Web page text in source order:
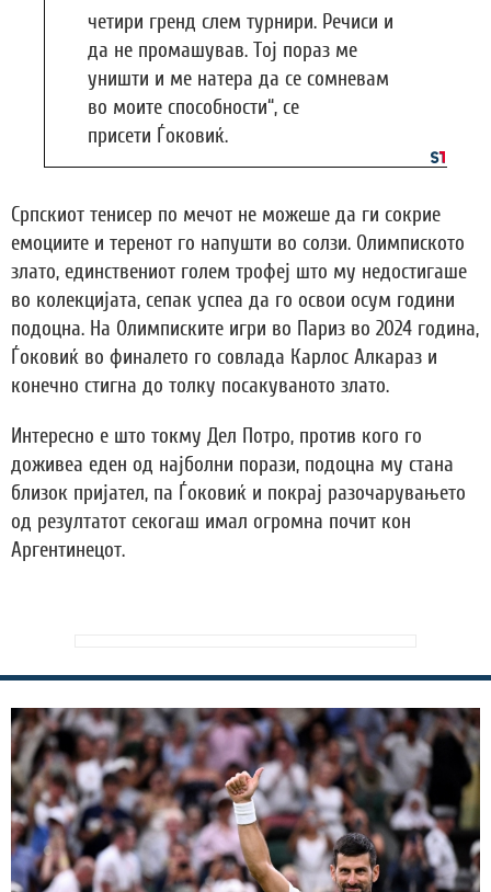
четири гренд слем турнири. Речиси и
да не промашував. Тој пораз ме
уништи и ме натера да се сомневам
во моите способности“, се
присети Ѓоковиќ.
Српскиот тенисер по мечот не можеше да ги сокрие
емоциите и теренот го напушти во солзи. Олимпиското
злато, единствениот голем трофеј што му недостигаше
во колекцијата, сепак успеа да го освои осум години
подоцна. На Олимписките игри во Париз во 2024 година,
Ѓоковиќ во финалето го совлада Карлос Алкараз и
конечно стигна до толку посакуваното злато.
Интересно е што токму Дел Потро, против кого го
доживеа еден од најболни порази, подоцна му стана
близок пријател, па Ѓоковиќ и покрај разочарувањето
од резултатот секогаш имал огромна почит кон
Аргентинецот.